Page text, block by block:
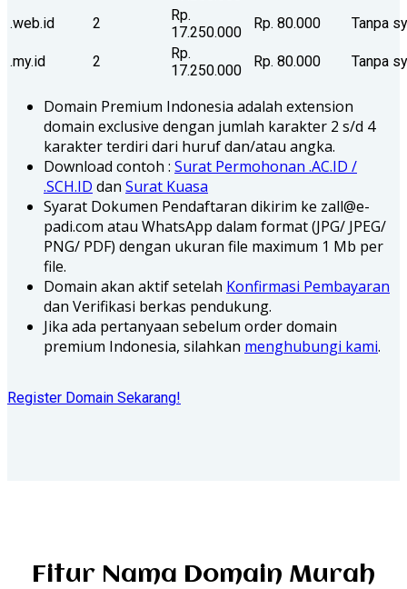
.web.id 2
Rp.
17.250.000
Rp. 80.000 Tanpa
.my.id 2
Rp.
17.250.000
Rp. 80.000 Tanpa
Domain Premium Indonesia adalah extension
domain exclusive dengan jumlah karakter 2 s/d 4
karakter terdiri dari huruf dan/atau angka.
Download contoh : Surat Permohonan .AC.ID /
.SCH.ID dan Surat Kuasa
Syarat Dokumen Pendaftaran dikirim ke zall@e-
padi.com atau WhatsApp dalam format (JPG/ JPEG/
PNG/ PDF) dengan ukuran file maximum 1 Mb per
file.
Domain akan aktif setelah Konfirmasi Pembayaran
dan Verifikasi berkas pendukung.
Jika ada pertanyaan sebelum order domain
premium Indonesia, silahkan menghubungi kami.
Register Domain Sekarang!
Fitur Nama Domain Murah